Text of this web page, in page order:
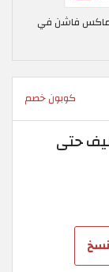
خصم ماكس فاشن في
كوبون خصم
حتى
نسخ